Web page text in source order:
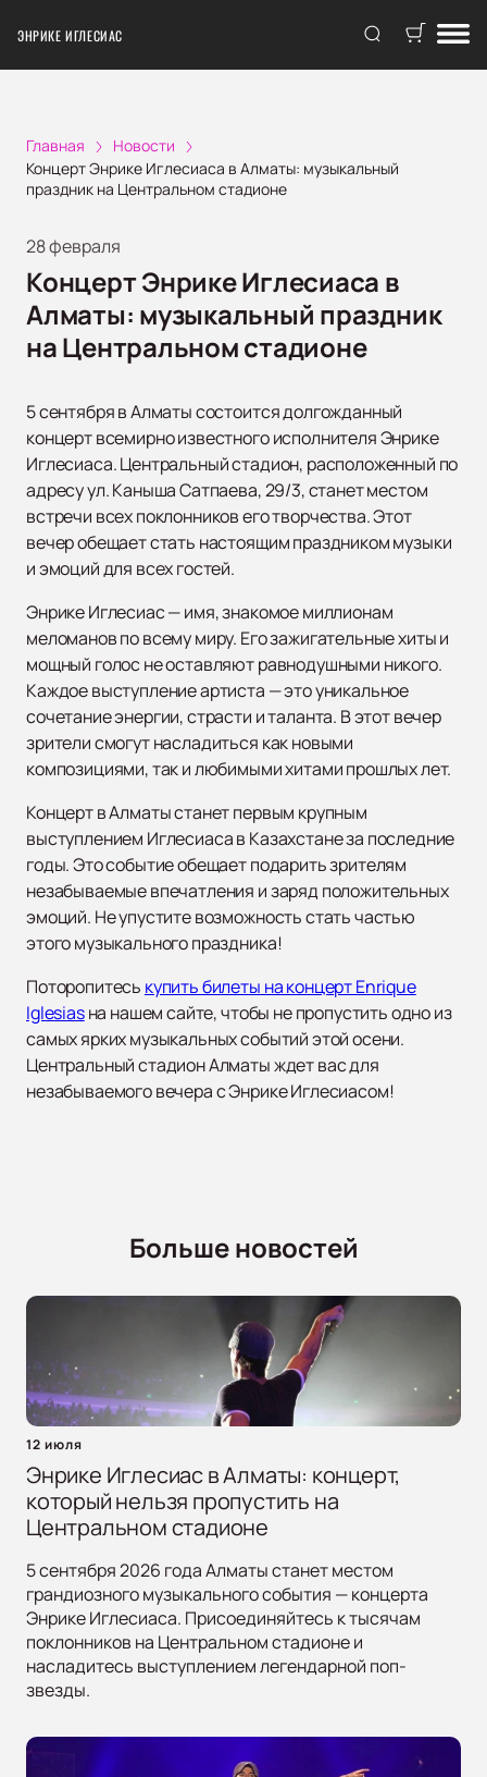
ЭНРИКЕ ИГЛЕСИАС
Главная
Новости
Концерт Энрике Иглесиаса в Алматы: музыкальный
праздник на Центральном стадионе
28 февраля
Концерт Энрике Иглесиаса в
Алматы: музыкальный праздник
на Центральном стадионе
5 сентября в Алматы состоится долгожданный
концерт всемирно известного исполнителя Энрике
Иглесиаса. Центральный стадион, расположенный по
адресу ул. Каныша Сатпаева, 29/3, станет местом
встречи всех поклонников его творчества. Этот
вечер обещает стать настоящим праздником музыки
и эмоций для всех гостей.
Энрике Иглесиас — имя, знакомое миллионам
меломанов по всему миру. Его зажигательные хиты и
мощный голос не оставляют равнодушными никого.
Каждое выступление артиста — это уникальное
сочетание энергии, страсти и таланта. В этот вечер
зрители смогут насладиться как новыми
композициями, так и любимыми хитами прошлых лет.
Концерт в Алматы станет первым крупным
выступлением Иглесиаса в Казахстане за последние
годы. Это событие обещает подарить зрителям
незабываемые впечатления и заряд положительных
эмоций. Не упустите возможность стать частью
этого музыкального праздника!
Поторопитесь купить билеты на концерт Enrique
Iglesiasна нашем сайте, чтобы не пропустить одно из
самых ярких музыкальных событий этой осени.
Центральный стадион Алматы ждет вас для
незабываемого вечера с Энрике Иглесиасом!
Больше новостей
12 июля
Энрике Иглесиас в Алматы: концерт,
который нельзя пропустить на
Центральном стадионе
5 сентября 2026 года Алматы станет местом
грандиозного музыкального события — концерта
Энрике Иглесиаса. Присоединяйтесь к тысячам
поклонников на Центральном стадионе и
насладитесь выступлением легендарной поп-
звезды.